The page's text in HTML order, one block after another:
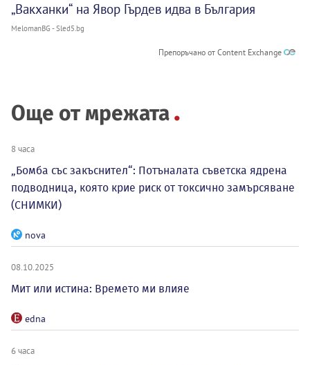
„Вакханки“ на Явор Гърдев идва в България
MelomanBG - Sled5.bg
Препоръчано от Content Exchange
Още от мрежата
8 часа
„Бомба със закъснител“: Потъналата съветска ядрена
подводница, която крие риск от токсично замърсяване
(СНИМКИ)
nova
08.10.2025
Мит или истина: Времето ми влияе
edna
6 часа